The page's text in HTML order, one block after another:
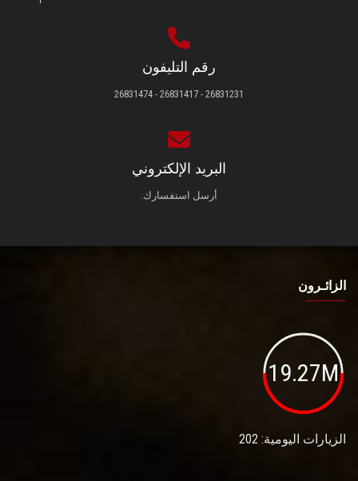
رقم التليفون
26831231 - 26831417 - 26831474
البريد الإلكتروني
أرسل استفسارك.
الزائـرون
19.27M
الزيارات اليومية: 202